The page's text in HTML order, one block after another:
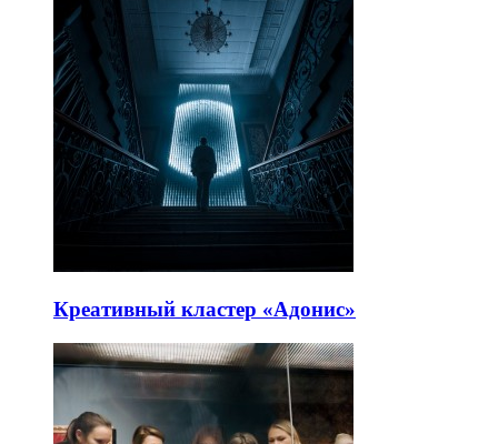
Креативный кластер «Адонис»